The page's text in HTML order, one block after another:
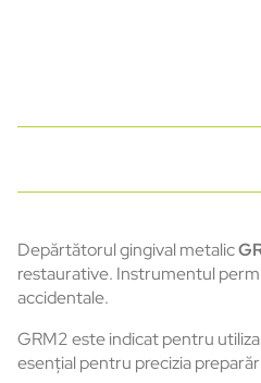
Depărtătorul gingival metalic
restaurative. Instrumentul
accidentale.
GRM2 este indicat pentru
esențial pentru precizia